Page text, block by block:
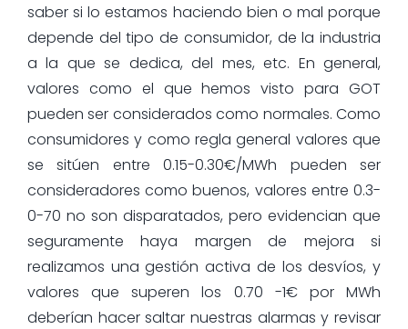
saber si lo estamos haciendo bien o mal porque
depende del tipo de consumidor, de la industria
a la que se dedica, del mes, etc. En general,
valores como el que hemos visto para GOT
pueden ser considerados como normales. Como
consumidores y como regla general valores que
se sitúen entre 0.15-0.30€/MWh pueden ser
consideradores como buenos, valores entre 0.3-
0-70 no son disparatados, pero evidencian que
seguramente haya margen de mejora si
realizamos una gestión activa de los desvíos, y
valores que superen los 0.70 -1€ por MWh
deberían hacer saltar nuestras alarmas y revisar